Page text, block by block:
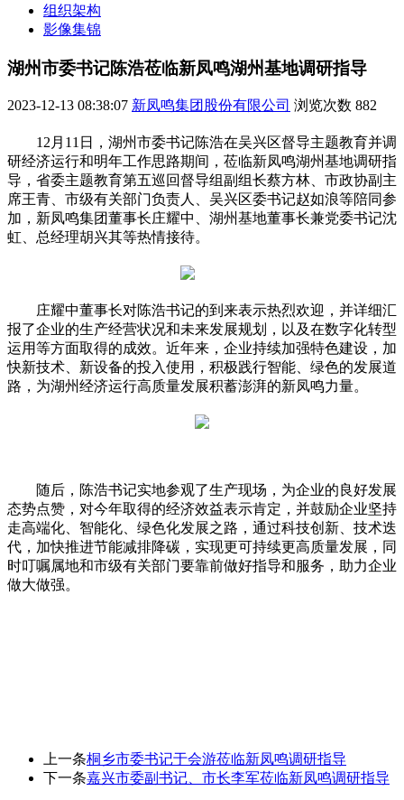
组织架构
影像集锦
湖州市委书记陈浩莅临新凤鸣湖州基地调研指导
2023-12-13 08:38:07 新凤鸣集团股份有限公司 浏览次数 882
12月11日，湖州市委书记陈浩在吴兴区督导主题教育并调
研经济运行和明年工作思路期间，莅临新凤鸣湖州基地调研指
导，省委主题教育第五巡回督导组副组长蔡方林、市政协副主
席王青、市级有关部门负责人、吴兴区委书记赵如浪等陪同参
加，新凤鸣集团董事长庄耀中、湖州基地董事长兼党委书记沈
虹、总经理胡兴其等热情接待。
庄耀中董事长对陈浩书记的到来表示热烈欢迎，并详细汇
报了企业的生产经营状况和未来发展规划，以及在数字化转型
运用等方面取得的成效。近年来，企业持续加强特色建设，加
快新技术、新设备的投入使用，积极践行智能、绿色的发展道
路，为湖州经济运行高质量发展积蓄澎湃的新凤鸣力量。
随后，陈浩书记实地参观了生产现场，为企业的良好发展
态势点赞，对今年取得的经济效益表示肯定，并鼓励企业坚持
走高端化、智能化、绿色化发展之路，通过科技创新、技术迭
代，加快推进节能减排降碳，实现更可持续更高质量发展，同
时叮嘱属地和市级有关部门要靠前做好指导和服务，助力企业
做大做强。
上一条桐乡市委书记于会游莅临新凤鸣调研指导
下一条嘉兴市委副书记、市长李军莅临新凤鸣调研指导